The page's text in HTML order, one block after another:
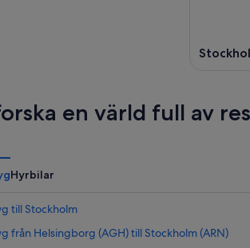
en värld full av
Hyrbilar
till Stockholm
från Helsingborg (AGH) till Stockholm (ARN)